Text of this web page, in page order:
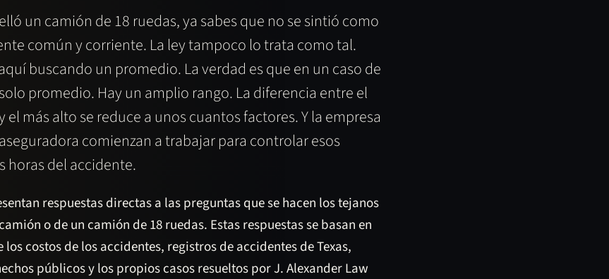
un camión de 18 ruedas, ya sabes que no se sintió como
común y corriente. La ley tampoco lo trata como tal.
buscando un promedio. La verdad es que en un caso de
promedio. Hay un amplio rango. La diferencia entre el
el más alto se reduce a unos cuantos factores. Y la empresa
comienzan a trabajar para controlar esos
horas del accidente.
respuestas directas a las preguntas que se hacen los tejanos
o de un camión de 18 ruedas. Estas respuestas se basan en
costos de los accidentes, registros de accidentes de Texas,
públicos y los propios casos resueltos por J. Alexander Law